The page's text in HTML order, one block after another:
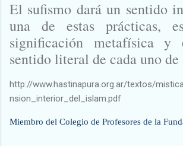
El sufismo dará un sentido
una de estas prácticas,
significación metafísica y
sentido literal de cada uno
http://www.hastinapura.org.ar/textos/
nsion_interior_del_islam.pdf
Miembro del Colegio de Profesores de la